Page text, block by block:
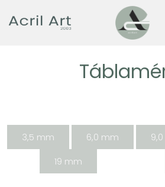
3,5 mm 6,0 mm
19 mm